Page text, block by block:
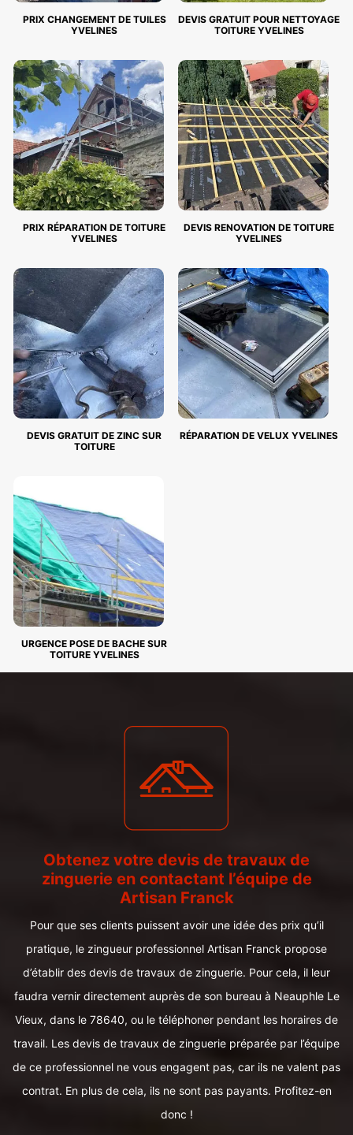
PRIX CHANGEMENT DE TUILES
YVELINES
DEVIS GRATUIT POUR NETTOYAGE
TOITURE YVELINES
PRIX RÉPARATION DE TOITURE
YVELINES
DEVIS RENOVATION DE TOITURE
YVELINES
DEVIS GRATUIT DE ZINC SUR
TOITURE
RÉPARATION DE VELUX YVELINES
URGENCE POSE DE BACHE SUR
TOITURE YVELINES
Obtenez votre devis de travaux de
zinguerie en contactant l’équipe de
Artisan Franck
Pour que ses clients puissent avoir une idée des prix qu’il
pratique, le zingueur professionnel Artisan Franck propose
d’établir des devis de travaux de zinguerie. Pour cela, il leur
faudra vernir directement auprès de son bureau à Neauphle Le
Vieux, dans le 78640, ou le téléphoner pendant les horaires de
travail. Les devis de travaux de zinguerie préparée par l’équipe
de ce professionnel ne vous engagent pas, car ils ne valent pas
contrat. En plus de cela, ils ne sont pas payants. Profitez-en
donc !